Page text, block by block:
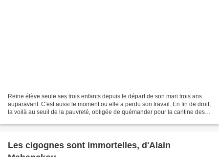
Reine élève seule ses trois enfants depuis le départ de son mari trois ans
auparavant. C'est aussi le moment ou elle a perdu son travail. En fin de droit,
la voilà au seuil de la pauvreté, obligée de quémander pour la cantine des
Les cigognes sont immortelles, d'Alain